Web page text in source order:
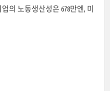
의 노동생산성은 678만엔, 미